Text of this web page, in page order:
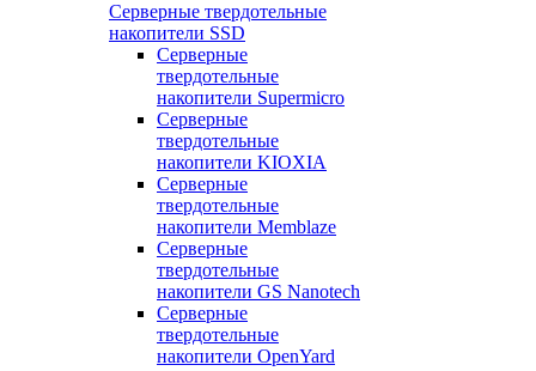
Серверные твердотельные
накопители SSD
Cерверные
твердотельные
накопители Supermicro
Cерверные
твердотельные
накопители KIOXIA
Cерверные
твердотельные
накопители Memblaze
Cерверные
твердотельные
накопители GS Nanotech
Серверные
твердотельные
накопители OpenYard